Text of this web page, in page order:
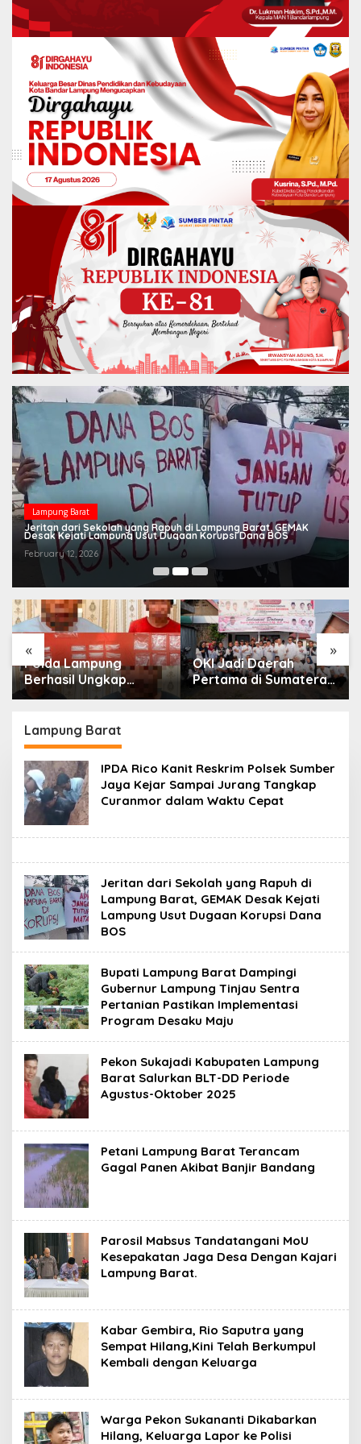
Lampung Barat
Jeritan dari Sekolah yang Rapuh di Lampung Barat, GEMAK
Desak Kejati Lampung Usut Dugaan Korupsi Dana BOS
February 12, 2026
« »
Polda Lampung
Berhasil Ungkap
Dugaan Peredaran
Tengah, Empat
Terduga Pelaku
Diamankan
OKI Jadi Daerah
Pertama di Sumatera
Selatan yang
Dimulai
Lampung Barat
IPDA Rico Kanit Reskrim Polsek Sumber
Jaya Kejar Sampai Jurang Tangkap
Curanmor dalam Waktu Cepat
Jeritan dari Sekolah yang Rapuh di
Lampung Barat, GEMAK Desak Kejati
Lampung Usut Dugaan Korupsi Dana
BOS
Bupati Lampung Barat Dampingi
Gubernur Lampung Tinjau Sentra
Pertanian Pastikan Implementasi
Program Desaku Maju
Pekon Sukajadi Kabupaten Lampung
Barat Salurkan BLT-DD Periode
Agustus-Oktober 2025
Petani Lampung Barat Terancam
Gagal Panen Akibat Banjir Bandang
Parosil Mabsus Tandatangani MoU
Kesepakatan Jaga Desa Dengan Kajari
Lampung Barat.
Kabar Gembira, Rio Saputra yang
Sempat Hilang,Kini Telah Berkumpul
Kembali dengan Keluarga
Warga Pekon Sukananti Dikabarkan
Hilang, Keluarga Lapor ke Polisi